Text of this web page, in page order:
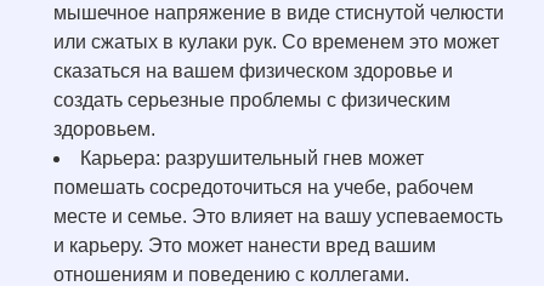
мышечное напряжение в виде стиснутой челюсти
или сжатых в кулаки рук. Со временем это может
сказаться на вашем физическом здоровье и
создать серьезные проблемы с физическим
здоровьем.
Карьера: разрушительный гнев может
помешать сосредоточиться на учебе, рабочем
месте и семье. Это влияет на вашу успеваемость
и карьеру. Это может нанести вред вашим
отношениям и поведению с коллегами.